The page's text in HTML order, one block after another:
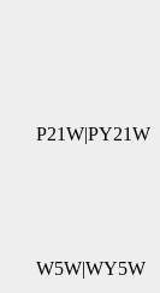
P21W|PY21W
W5W|WY5W